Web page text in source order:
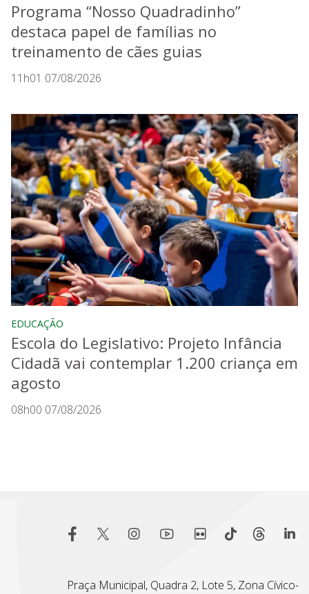
Programa “Nosso Quadradinho”
destaca papel de famílias no
treinamento de cães guias
11h01 07/08/2026
EDUCAÇÃO
Escola do Legislativo: Projeto Infância
Cidadã vai contemplar 1.200 criança em
agosto
08h00 07/08/2026
Praça Municipal, Quadra 2, Lote 5, Zona Cívico-